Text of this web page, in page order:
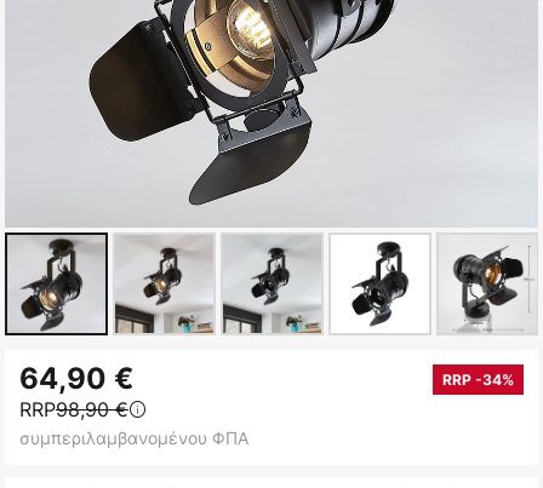
στην
αρχή
της
64,90 € RRP -34%
RRP98,90 €
συμπεριλαμβανομένου ΦΠΑ